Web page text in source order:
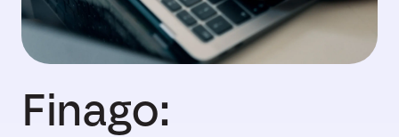
Finago: